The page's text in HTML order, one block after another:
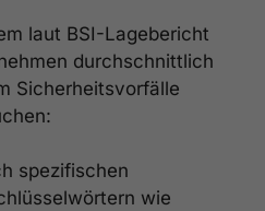
laut BSI-Lagebericht
durchschnittlich
Sicherheitsvorfälle
spezifischen
wie